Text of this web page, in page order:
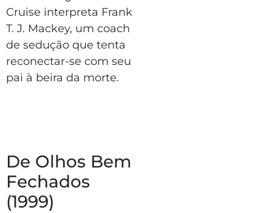
Cruise interpreta Frank
T. J. Mackey, um coach
de sedução que tenta
reconectar-se com seu
pai à beira da morte.
De Olhos Bem
Fechados
(1999)